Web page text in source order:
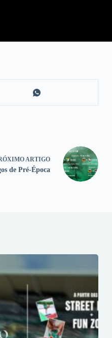
ARTIGO
de Pré-Época